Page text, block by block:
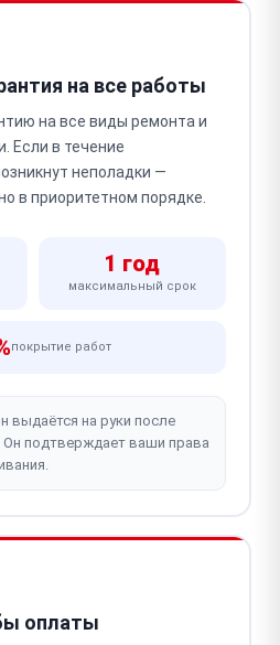
на все работы
на все виды ремонта и
Если в течение
неполадки —
в приоритетном порядке.
1 год
максимальный срок
покрытие работ
выдаётся на руки после
подтверждает ваши права
оплаты